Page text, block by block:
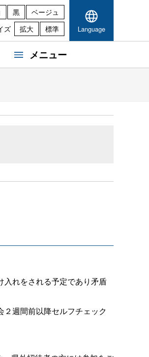
黒
ベージュ
ズ
拡大 標準 Language
メニュー
れをされる予定であり矛盾
週間前以降セルフチェック